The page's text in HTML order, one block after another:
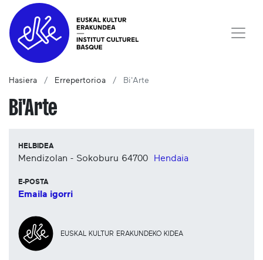
Hasiera Errepertorioa Bi'Arte
Bi'Arte
HELBIDEA
Mendizolan - Sokoburu 64700 Hendaia
E-POSTA
Emaila igorri
EUSKAL KULTUR ERAKUNDEKO KIDEA